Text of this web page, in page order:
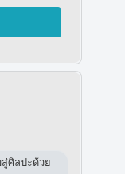
ศิลปะด้วย